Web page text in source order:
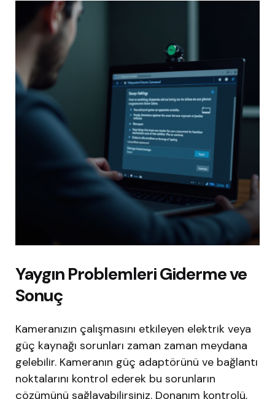
Yaygın Problemleri Giderme ve
Sonuç
Kameranızın çalışmasını etkileyen elektrik veya
güç kaynağı sorunları zaman zaman meydana
gelebilir. Kameranın güç adaptörünü ve bağlantı
noktalarını kontrol ederek bu sorunların
çözümünü sağlayabilirsiniz. Donanım kontrolü,